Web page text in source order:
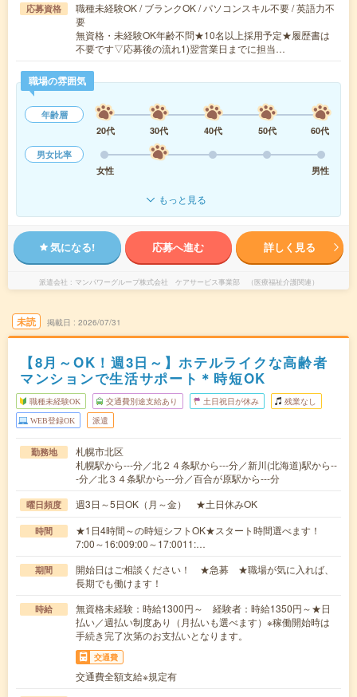
応募資格
職種未経験OK / ブランクOK / パソコンスキル不要 / 英語力不
要
無資格・未経験OK年齢不問★10名以上採用予定★履歴書は
不要です▽応募後の流れ1)翌営業日までに担当…
職場の雰囲気
年齢層
20代
30代 40代 50代
60代
男女比率
女性
男性
もっと見る
気になる! 応募へ進む 詳しく見る
派遣会社 マンパワーグループ株式会社 ケアサービス事業部 （医療福祉介護関連）
未読 掲載日 2026/07/31
【8月～OK！週3日～】ホテルライクな高齢者
マンションで生活サポート＊時短OK
職種未経験OK 交通費別途支給あり 土日祝日が休み 残業なし
WEB登録OK 派遣
勤務地
札幌市北区
札幌駅から---分／北２４条駅から---分／新川(北海道)駅から--
-分／北３４条駅から---分／百合が原駅から---分
曜日頻度 週3日～5日OK（月～金） ★土日休みOK
時間
★1日4時間～の時短シフトOK★スタート時間選べます！
7:00～16:009:00～17:0011:…
期間
開始日はご相談ください！ ★急募 ★職場が気に入れば、
長期でも働けます！
時給
無資格未経験：時給1300円～ 経験者：時給1350円～★日
払い／週払い制度あり（月払いも選べます）※稼働開始時は
手続き完了次第のお支払いとなります。
交通費
交通費全額支給※規定有